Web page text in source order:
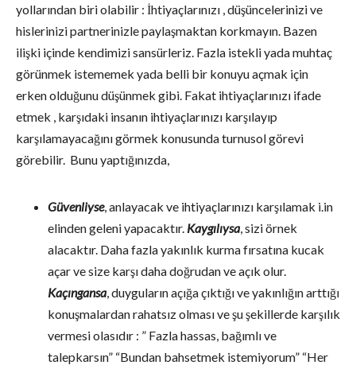
yollarından biri olabilir : İhtiyaçlarınızı , düşüncelerinizi ve
hislerinizi partnerinizle paylaşmaktan korkmayın. Bazen
ilişki içinde kendimizi sansürleriz. Fazla istekli yada muhtaç
görünmek istememek yada belli bir konuyu açmak için
erken olduğunu düşünmek gibi. Fakat ihtiyaçlarınızı ifade
etmek , karşıdaki insanın ihtiyaçlarınızı karşılayıp
karşılamayacağını görmek konusunda turnusol görevi
görebilir. Bunu yaptığınızda,
Güvenliyse, anlayacak ve ihtiyaçlarınızı karşılamak i.in
elinden geleni yapacaktır. Kaygılıysa, sizi örnek
alacaktır. Daha fazla yakınlık kurma fırsatına kucak
açar ve size karşı daha doğrudan ve açık olur.
Kaçıngansa, duyguların açığa çıktığı ve yakınlığın arttığı
konuşmalardan rahatsız olması ve şu şekillerde karşılık
vermesi olasıdır : ” Fazla hassas, bağımlı ve
talepkarsın” “Bundan bahsetmek istemiyorum” “Her